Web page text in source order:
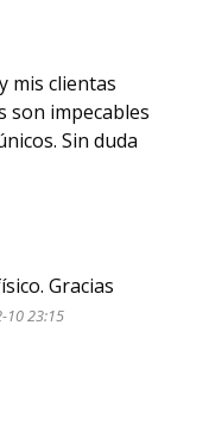
mis clientas
son impecables
Sin duda
10 23:15